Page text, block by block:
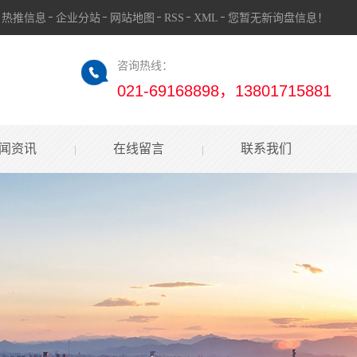
热推信息 企业分站 网站地图 RSS XML 您暂无新询盘信息！
咨询热线：
021-69168898，13801715881
资讯 在线留言 联系我们